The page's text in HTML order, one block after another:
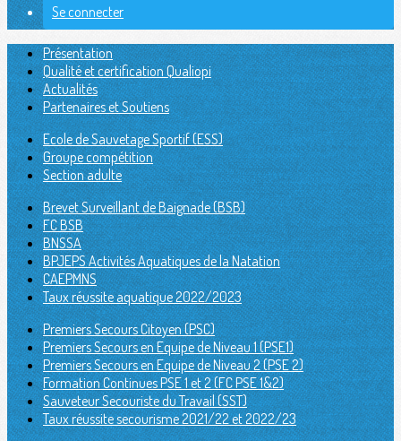
Se connecter
Présentation
Qualité et certification Qualiopi
Actualités
Partenaires et Soutiens
Ecole de Sauvetage Sportif (ESS)
Groupe compétition
Section adulte
Brevet Surveillant de Baignade (BSB)
FC BSB
BNSSA
BPJEPS Activités Aquatiques de la Natation
CAEPMNS
Taux réussite aquatique 2022/2023
Premiers Secours Citoyen (PSC)
Premiers Secours en Equipe de Niveau 1 (PSE1)
Premiers Secours en Equipe de Niveau 2 (PSE 2)
Formation Continues PSE 1 et 2 (FC PSE 1&2)
Sauveteur Secouriste du Travail (SST)
Taux réussite secourisme 2021/22 et 2022/23